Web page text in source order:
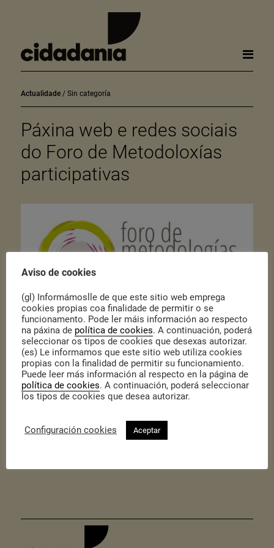
Actualidade Sin categoría
Páxina web e redes sociais
do Foro de Metodoloxías
participativas
Publicado o 9 de marzo de 2016 |Sin categoría
O Foro de Metodoloxías Participativas que terá lugar en Madrid do
22 ao 24 de abril xa conta conpáxina web , páxina defacebooke
conta de usuario entwitterpara poder comunicar dunha forma
máis fluida todos os avances e informacións relevantes en relación
a súa organización.
información para chegar a un maior número de persoas.
Aviso de cookies
(gl) Informámoslle de que este sitio web emprega
cookies propias coa finalidade de permitir o se
funcionamento. Pode ler máis información ao respecto
na páxina de política de cookies. A continuación, poderá
seleccionar os tipos de cookies que desexas autorizar.
(es) Le informamos que este sitio web utiliza cookies
propias con la finalidad de permitir su funcionamiento.
Puede leer más información al respecto en la página de
política de cookies. A continuación, poderá seleccionar
los tipos de cookies que desea autorizar.
Configuración cookies Aceptar